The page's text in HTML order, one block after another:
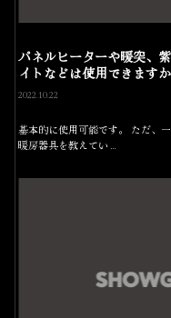
パネルヒーターや暖突、
イトなどは使用できます
2022.10.22
基本的に使用可能です。 ただ、
暖房器具を教えてい…